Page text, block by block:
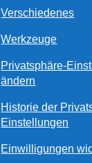
Verschiedenes
Werkzeuge
Privatsphäre-
ändern
Historie der
Einstellungen
Einwilligungen